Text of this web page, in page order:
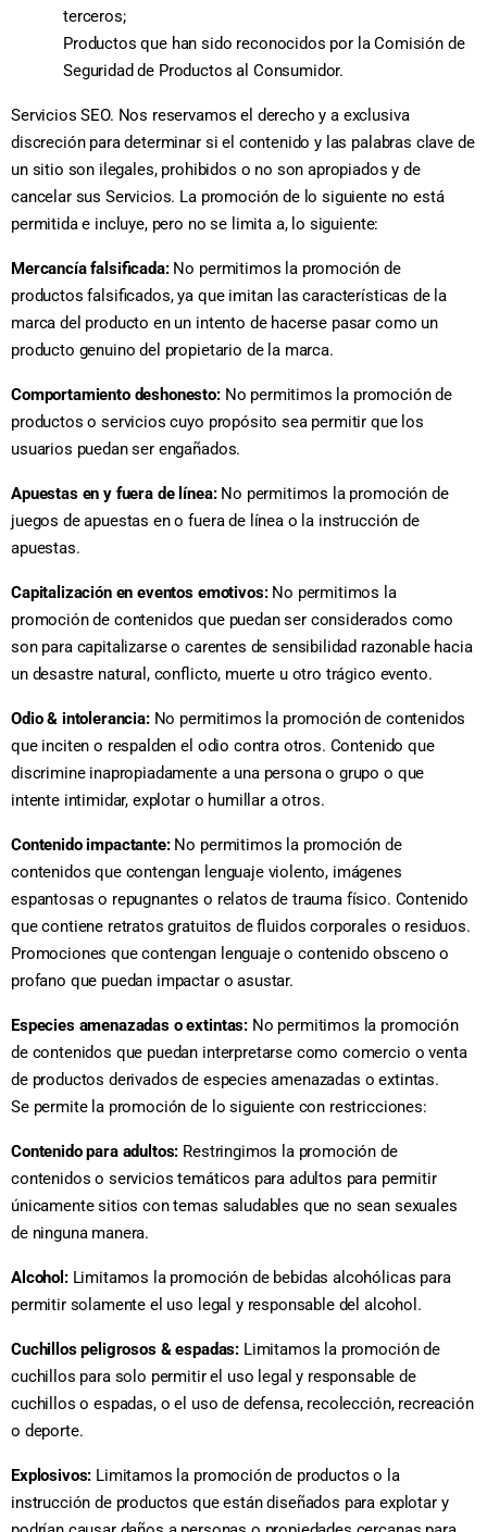
terceros;
Productos que han sido reconocidos por la Comisión de
Seguridad de Productos al Consumidor.
Servicios SEO. Nos reservamos el derecho y a exclusiva
discreción para determinar si el contenido y las palabras clave de
un sitio son ilegales, prohibidos o no son apropiados y de
cancelar sus Servicios. La promoción de lo siguiente no está
permitida e incluye, pero no se limita a, lo siguiente:
Mercancía falsificada:No permitimos la promoción de
productos falsificados, ya que imitan las características de la
marca del producto en un intento de hacerse pasar como un
producto genuino del propietario de la marca.
Comportamiento deshonesto:No permitimos la promoción de
productos o servicios cuyo propósito sea permitir que los
usuarios puedan ser engañados.
Apuestas en y fuera de línea:No permitimos la promoción de
juegos de apuestas en o fuera de línea o la instrucción de
apuestas.
Capitalización en eventos emotivos:No permitimos la
promoción de contenidos que puedan ser considerados como
son para capitalizarse o carentes de sensibilidad razonable hacia
un desastre natural, conflicto, muerte u otro trágico evento.
Odio & intolerancia:No permitimos la promoción de contenidos
que inciten o respalden el odio contra otros. Contenido que
discrimine inapropiadamente a una persona o grupo o que
intente intimidar, explotar o humillar a otros.
Contenido impactante:No permitimos la promoción de
contenidos que contengan lenguaje violento, imágenes
espantosas o repugnantes o relatos de trauma físico. Contenido
que contiene retratos gratuitos de fluidos corporales o residuos.
Promociones que contengan lenguaje o contenido obsceno o
profano que puedan impactar o asustar.
Especies amenazadas o extintas: No permitimos la promoción
de contenidos que puedan interpretarse como comercio o venta
de productos derivados de especies amenazadas o extintas.
Se permite la promoción de lo siguiente con restricciones:
Contenido para adultos: Restringimos la promoción de
contenidos o servicios temáticos para adultos para permitir
únicamente sitios con temas saludables que no sean sexuales
de ninguna manera.
Alcohol:Limitamos la promoción de bebidas alcohólicas para
permitir solamente el uso legal y responsable del alcohol.
Cuchillos peligrosos & espadas: Limitamos la promoción de
cuchillos para solo permitir el uso legal y responsable de
cuchillos o espadas, o el uso de defensa, recolección, recreación
o deporte.
Explosivos: Limitamos la promoción de productos o la
instrucción de productos que están diseñados para explotar y